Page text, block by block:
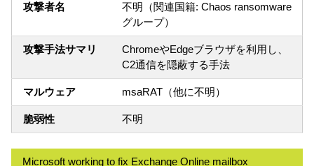
攻撃者名
不明（関連国籍: Chaos ransomware
グループ）
攻撃手法サマリ
ChromeやEdgeブラウザを利用し、
C2通信を隠蔽する手法
マルウェア msaRAT（他に不明）
脆弱性 不明
Microsoft working to fix Exchange Online mailbox